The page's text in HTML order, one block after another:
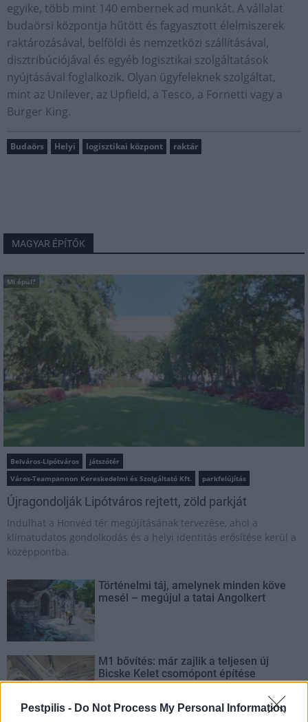
Pestpilis - Do Not Process My Personal Information
egyike, több mint 140 embernek ad munkát. A vállalat
budaörsi központja hűtött és fagyasztott élelmiszerek
raktározásával, belföldi és nemzetközi szállításával,
disztribúciójával és egyéb logisztikai szolgáltatások
nyújtásával foglalkozik. Olyan ügyfeleknek szolgáltat,
mint az Unilever, az Upfield, a Tesco, a Fornetti vagy a
Burger King.
Budaörs Helyi logisztikai központ raktár
MAGYAR ÉPÍTŐK
Mi épül?
Belváros-Lipótváros
játszótér
Város-Teampannon Kereskedelmi és Szolgáltató Kft.
parkfelújítás
Újragondolják Lipótváros rejtett, zöld parkját
Indulhat a Honvéd tér megújításának tervezése, ahol a
klímatudatos gondolkodás és a helyi identitás erősítése kerül a
középpontba.
Történelmi táj, amelynek minden köve
mesél – megújul a tatai Angolkert
M1 bővítés: már zajlik a teljesen új
Bicske Kelet csomópont építése